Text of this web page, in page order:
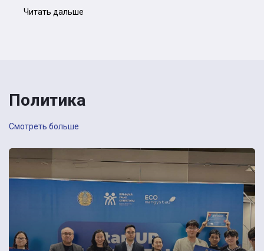
Читать дальше
Политика
Смотреть больше